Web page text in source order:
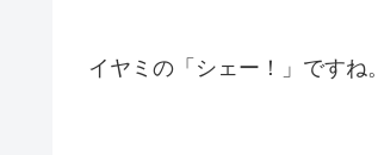
イヤミの「シェー！」ですね。